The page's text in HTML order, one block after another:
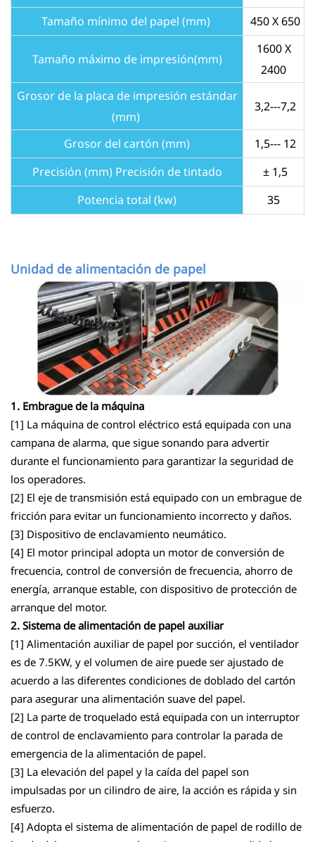
Tamaño mínimo del papel (mm)
450 X 650
Tamaño máximo de impresión(mm)
1600 X
2400
Grosor de la placa de impresión estándar
(mm)
3,2---7,2
Grosor del cartón (mm)
1,5--- 12
Precisión (mm) Precisión de tintado
± 1,5
Potencia total (kw)
35
Unidad de alimentación de papel
1. Embrague de la máquina
[1] La máquina de control eléctrico está equipada con una
campana de alarma, que sigue sonando para advertir
durante el funcionamiento para garantizar la seguridad de
los operadores.
[2] El eje de transmisión está equipado con un embrague de
fricción para evitar un funcionamiento incorrecto y daños.
[3] Dispositivo de enclavamiento neumático.
[4] El motor principal adopta un motor de conversión de
frecuencia, control de conversión de frecuencia, ahorro de
energía, arranque estable, con dispositivo de protección de
arranque del motor.
2. Sistema de alimentación de papel auxiliar
[1] Alimentación auxiliar de papel por succión, el ventilador
es de 7.5KW, y el volumen de aire puede ser ajustado de
acuerdo a las diferentes condiciones de doblado del cartón
para asegurar una alimentación suave del papel.
[2] La parte de troquelado está equipada con un interruptor
de control de enclavamiento para controlar la parada de
emergencia de la alimentación de papel.
[3] La elevación del papel y la caída del papel son
impulsadas por un cilindro de aire, la acción es rápida y sin
esfuerzo.
[4] Adopta el sistema de alimentación de papel de rodillo de